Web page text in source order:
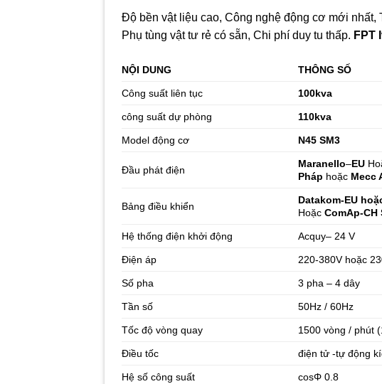
Độ bền vật liệu cao, Công nghệ động cơ mới
Phụ tùng vật tư rẻ có sẵn, Chi phí duy tu thấp. FPT
NỘI DUNG THÔNG SỐ
Công suất liên tục 100kva
công suất dự phòng 110kva
Model động cơ N45 SM3
Đầu phát điện
Maranello–EU
Pháp hoặc Mecc
Bảng điều khiển
Datakom-EU
HoặcComAp-CH
Hệ thống điện khởi động Acquy– 24 V
Điện áp 220-380V hoặc
Số pha 3 pha – 4 dây
Tần số 50Hz / 60Hz
Tốc độ vòng quay 1500 vòng / phút
Điều tốc điện tử -tự động
Hệ số công suất cosΦ 0.8